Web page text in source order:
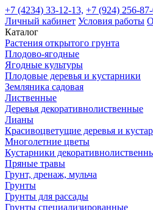
+7 (4234) 33-12-13, +7 (924) 256-
Личный кабинет Условия работы
Каталог
Растения открытого грунта
Плодово-ягодные
Ягодные культуры
Плодовые деревья и кустарники
Земляника садовая
Лиственные
Деревья декоративнолиственные
Лианы
Красивоцветущие деревья и
Многолетние цветы
Кустарники
Пряные травы
Грунт, дренаж, мульча
Грунты
Грунты для рассады
Грунты специализированные